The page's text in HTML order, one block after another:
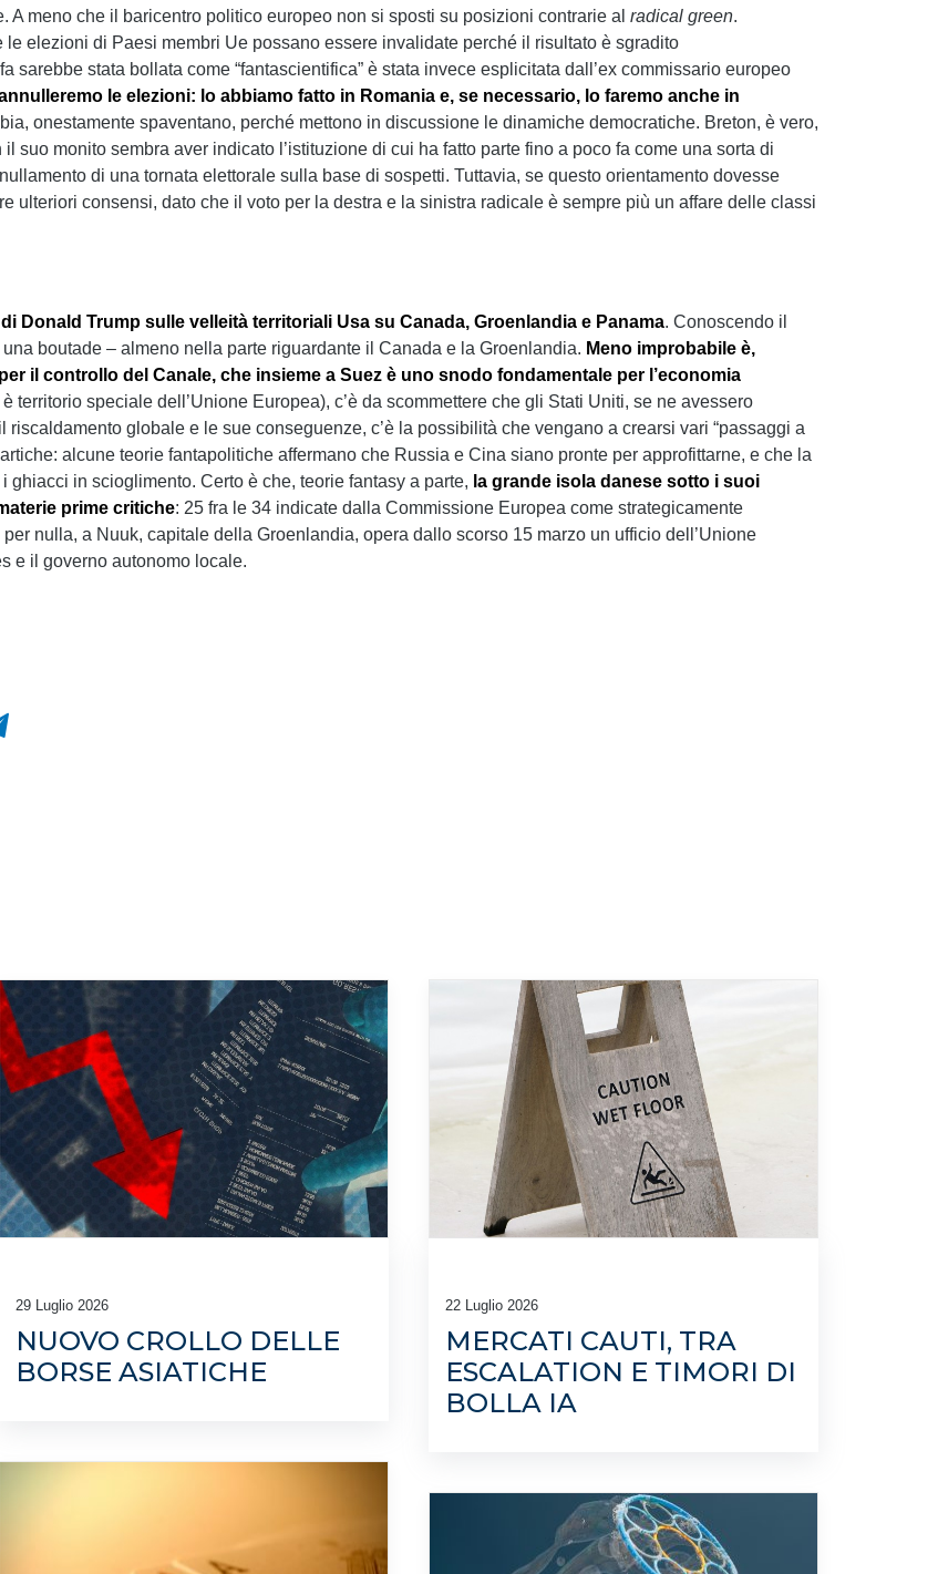
meno che il baricentro politico europeo non si sposti su posizioni contrarie al radical green.
elezioni di Paesi membri Ue possano essere invalidate perché il risultato è sgradito
sarebbe stata bollata come “fantascientifica” è stata invece esplicitata dall’ex commissario europeo
le elezioni: lo abbiamo fatto in Romania e, se necessario, lo faremo anche in
onestamente spaventano, perché mettono in discussione le dinamiche democratiche. Breton, è vero,
suo monito sembra aver indicato l’istituzione di cui ha fatto parte fino a poco fa come una sorta di
di una tornata elettorale sulla base di sospetti. Tuttavia, se questo orientamento dovesse
ulteriori consensi, dato che il voto per la destra e la sinistra radicale è sempre più un affare delle classi
Donald Trump sulle velleità territoriali Usa su Canada, Groenlandia e Panama. Conoscendo il
boutade – almeno nella parte riguardante il Canada e la Groenlandia. Meno improbabile è,
il controllo del Canale, che insieme a Suez è uno snodo fondamentale per l’economia
territorio speciale dell’Unione Europea), c’è da scommettere che gli Stati Uniti, se ne avessero
riscaldamento globale e le sue conseguenze, c’è la possibilità che vengano a crearsi vari “passaggi a
alcune teorie fantapolitiche affermano che Russia e Cina siano pronte per approfittarne, e che la
in scioglimento. Certo è che, teorie fantasy a parte, la grande isola danese sotto i suoi
prime critiche: 25 fra le 34 indicate dalla Commissione Europea come strategicamente
nulla, a Nuuk, capitale della Groenlandia, opera dallo scorso 15 marzo un ufficio dell’Unione
e il governo autonomo locale.
29 Luglio 2026
NUOVO CROLLO DELLE
BORSE ASIATICHE
22 Luglio 2026
MERCATI CAUTI, TRA
ESCALATION E TIMORI DI
BOLLA IA